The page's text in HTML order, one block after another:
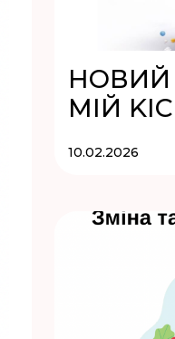
НОВИЙ
MIЙ
10.02.2026